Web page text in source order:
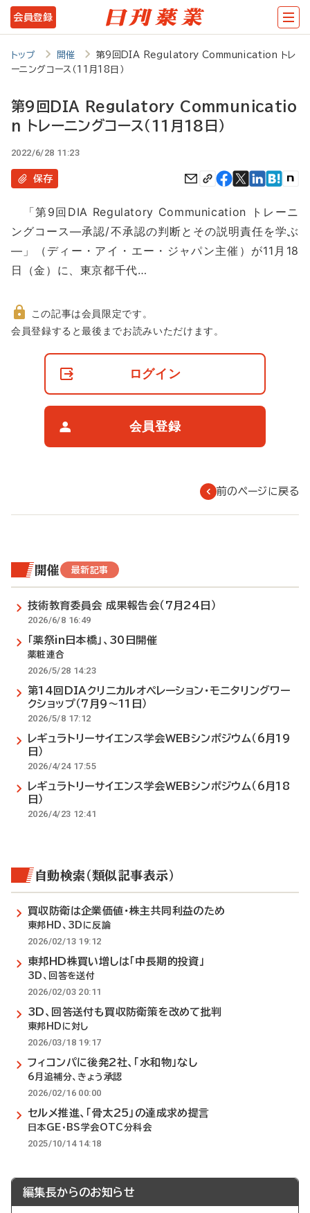
メ
イ
ン
ツ
に
動
会員登録
トップ 開催
第9回DIA Regulatory Communication トレ
ーニングコース（11月18日）
第9回DIA Regulatory Communicatio
n トレーニングコース（11月18日）
2022/6/28 11:23
保存
「第9回DIA Regulatory Communication トレーニ
ングコース―承認/不承認の判断とその説明責任を学ぶ
―」（ディー・アイ・エー・ジャパン主催）が11月18
日（金）に、東京都千代…
非
この記事は会員限定です。
会員登録すると最後までお読みいただけます。
ログイン
会員登録
前のページに戻る
開催 最新記事
技術教育委員会 成果報告会（7月24日）
2026/6/8 16:49
「薬祭in日本橋」、30日開催
薬粧連合
2026/5/28 14:23
第14回DIAクリニカルオペレーション・モニタリングワー
クショップ（7月9～11日）
2026/5/8 17:12
レギュラトリーサイエンス学会WEBシンポジウム（6月19
日）
2026/4/24 17:55
レギュラトリーサイエンス学会WEBシンポジウム（6月18
日）
2026/4/23 12:41
自動検索（類似記事表示）
買収防衛は企業価値・株主共同利益のため
東邦HD、3Dに反論
2026/02/13 19:12
東邦HD株買い増しは「中長期的投資」
3D、回答を送付
2026/02/03 20:11
3D、回答送付も買収防衛策を改めて批判
東邦HDに対し
2026/03/18 19:17
フィコンパに後発2社、「水和物」なし
6月追補分、きょう承認
2026/02/16 00:00
セルメ推進、「骨太25」の達成求め提言
日本GE・BS学会OTC分科会
2025/10/14 14:18
編集長からのお知らせ